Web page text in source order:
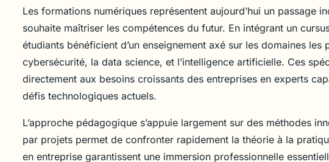
Les formations numériques représentent aujourd’hui un passage
souhaite maîtriser les compétences du futur. En intégrant un
étudiants bénéficient d’un enseignement axé sur les domaines les
cybersécurité, la data science, et l’intelligence artificielle. Ces
directement aux besoins croissants des entreprises en experts
défis technologiques actuels.
L’approche pédagogique s’appuie largement sur des méthodes
par projets permet de confronter rapidement la théorie à la
en entreprise garantissent une immersion professionnelle